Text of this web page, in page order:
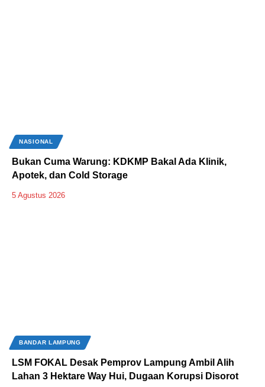
NASIONAL
Bukan Cuma Warung: KDKMP Bakal Ada Klinik,
Apotek, dan Cold Storage
5 Agustus 2026
BANDAR LAMPUNG
LSM FOKAL Desak Pemprov Lampung Ambil Alih
Lahan 3 Hektare Way Hui, Dugaan Korupsi Disorot